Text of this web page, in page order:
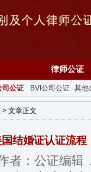
律师公证
司公证 BVI公司公证 其他
> 文章正文
国结婚证认证流程
者：公证编辑